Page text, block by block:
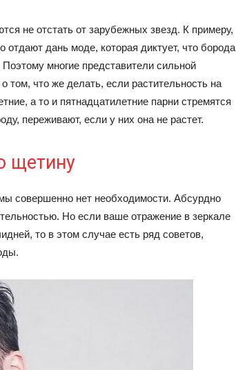
не отстать от зарубежных звезд. К примеру,
дань моде, которая диктует, что борода
многие представители сильной
том, что же делать, если растительность на
а то и пятнадцатилетние парни стремятся
переживают, если у них она не растет.
щетину
совершенно нет необходимости. Абсурдно
Но если ваше отражение в зеркале
то в этом случае есть ряд советов,